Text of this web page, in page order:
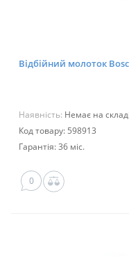
Відбійний молоток
Наявність: Немає на складі
Код товару: 598913
Гарантія: 36 міс.
0